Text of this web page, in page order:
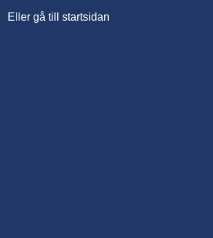
Eller gå till startsidan